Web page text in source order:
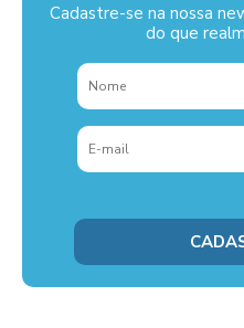
Cadastre-se na nossa
do que